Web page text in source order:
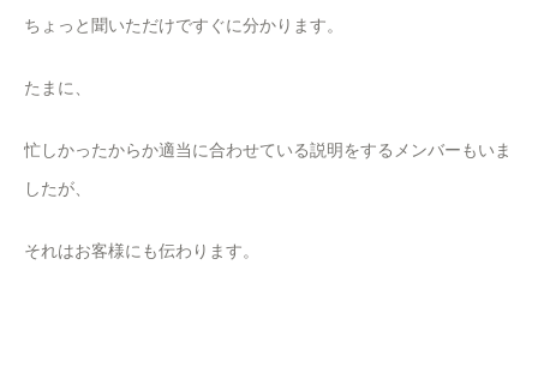
ちょっと聞いただけですぐに分かります。
たまに、
忙しかったからか適当に合わせている説明をするメンバーもいま
したが、
それはお客様にも伝わります。